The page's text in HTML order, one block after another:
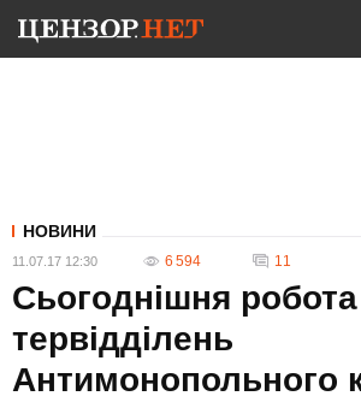
НОВИНИ
11.07.17 12:30 6 594 11
Сьогоднішня робота
тервідділень
Антимонопольного